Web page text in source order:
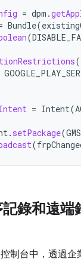
= dpm .
Bundle(
(
(
= Intent(
. setPackage(
(
錄和遠端
制台中，透過